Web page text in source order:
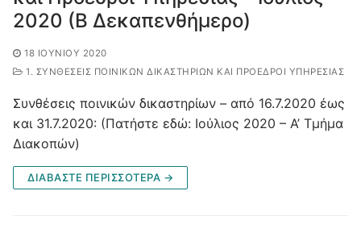
2020 (B Δεκαπενθήμερο)
18 ΙΟΥΝΊΟΥ 2020
1. ΣΥΝΘΈΣΕΙΣ ΠΟΙΝΙΚΏΝ ΔΙΚΑΣΤΗΡΊΩΝ ΚΑΙ ΠΡΌΕΔΡΟΙ ΥΠΗΡΕΣΊΑΣ
Συνθέσεις ποινικών δικαστηρίων – από 16.7.2020 έως
και 31.7.2020: (Πατήστε εδώ: Ιούλιος 2020 – Α’ Τμήμα
Διακοπών)
ΔΙΑΒΑΣΤΕ ΠΕΡΙΣΣΟΤΕΡΑ →